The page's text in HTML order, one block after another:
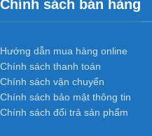
Chính sách bán hàng
Hướng dẫn mua hàng online
Chính sách thanh toán
Chính sách vận chuyển
Chính sách bảo mật thông tin
Chính sách đổi trả sản phẩm